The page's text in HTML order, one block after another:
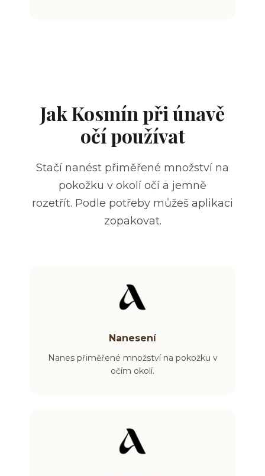
Jak Kosmín při únavě
očí používat
Stačí nanést přiměřené množství na
pokožku v okolí očí a jemně
rozetřít. Podle potřeby můžeš aplikaci
zopakovat.
Nanesení
Nanes přiměřené množství na pokožku v
očím okolí.